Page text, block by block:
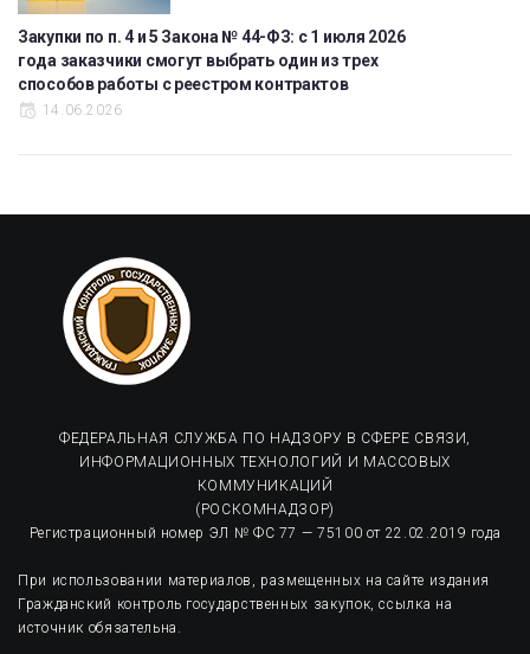
Закупки по п. 4 и 5 Закона № 44-ФЗ: с 1 июля 2026
года заказчики смогут выбрать один из трех
способов работы с реестром контрактов
14.06.2026
ФЕДЕРАЛЬНАЯ СЛУЖБА ПО НАДЗОРУ В СФЕРЕ СВЯЗИ,
ИНФОРМАЦИОННЫХ ТЕХНОЛОГИЙ И МАССОВЫХ
КОММУНИКАЦИЙ
(РОСКОМНАДЗОР)
Регистрационный номер ЭЛ № ФС 77 — 75100 от 22.02.2019 года
При использовании материалов, размещенных на сайте издания
Гражданский контроль государственных закупок, ссылка на
источник обязательна.